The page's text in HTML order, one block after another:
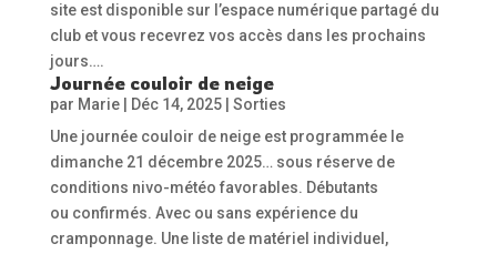
site est disponible sur l’espace numérique partagé du
club et vous recevrez vos accès dans les prochains
jours….
Journée couloir de neige
par Marie| Déc 14, 2025| Sorties
Une journée couloir de neige est programmée le
dimanche 21 décembre 2025… sous réserve de
conditions nivo-météo favorables. Débutants
ou confirmés. Avec ou sans expérience du
cramponnage. Une liste de matériel individuel,